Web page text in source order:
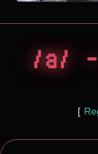
/a/ -
[